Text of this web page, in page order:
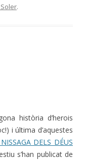
.
història d’herois
i última d’aquestes
DELS DÉUS
s’han publicat de